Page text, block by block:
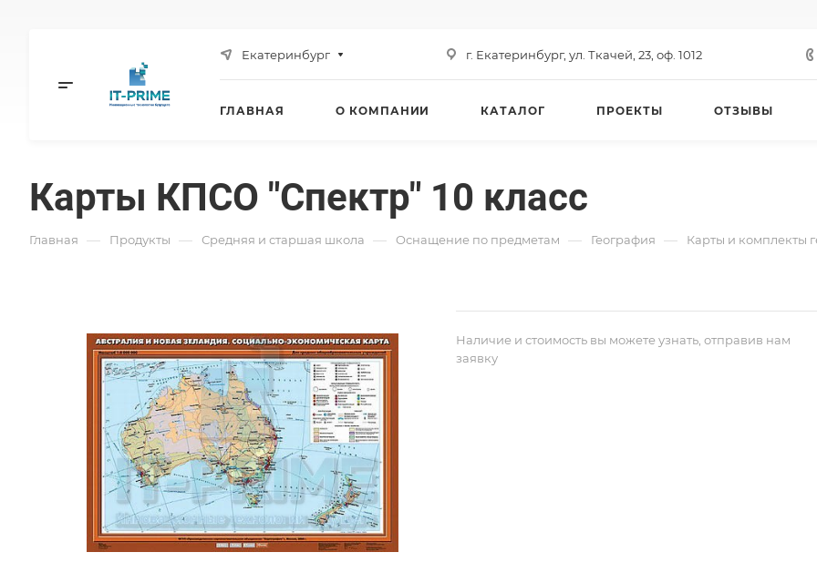
Екатеринбург г. Екатеринбург, ул. Ткачей, 23, оф. 1012
ГЛАВНАЯ О КОМПАНИИ КАТАЛОГ ПРОЕКТЫ ОТЗЫВЫ
Карты КПСО "Спектр" 10 класс
Главная — Продукты — Средняя и старшая школа — Oснащение по предметам — География — Карты и комплекты
Наличие и стоимость вы можете узнать, отправив нам
заявку